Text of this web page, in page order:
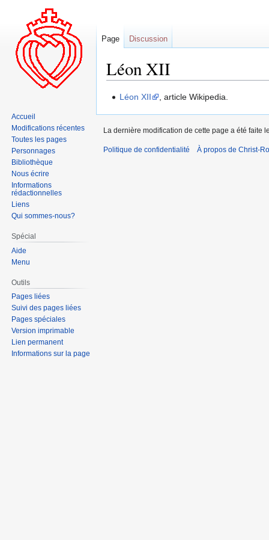
Léon XII
Aller
navigation
Aller
recherche
Léon XII , article Wikipedia.
Page Discussion
Accueil
Modifications récentes
Toutes les pages
Personnages
Bibliothèque
Nous écrire
Informations
rédactionnelles
Liens
Qui sommes-nous?
Spécial
Aide
Menu
Outils
Pages liées
Suivi des pages liées
Pages spéciales
Version imprimable
Lien permanent
Informations sur la page
La dernière modification de cette page a été faite
Politique de confidentialité À propos de Christ-